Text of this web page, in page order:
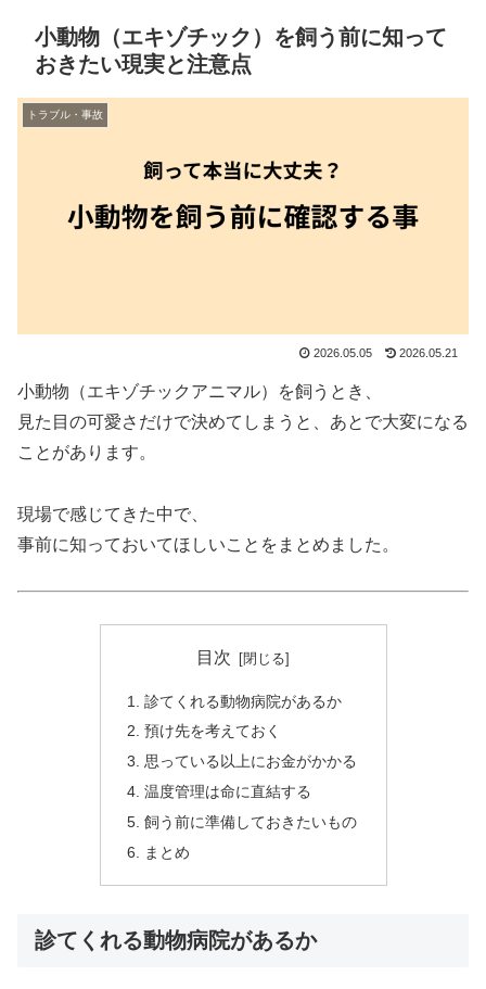
小動物（エキゾチック）を飼う前に知って
おきたい現実と注意点
トラブル・事故
2026.05.05 2026.05.21
小動物（エキゾチックアニマル）を飼うとき、
見た目の可愛さだけで決めてしまうと、あとで大変になる
ことがあります。
現場で感じてきた中で、
事前に知っておいてほしいことをまとめました。
目次
診てくれる動物病院があるか
預け先を考えておく
思っている以上にお金がかかる
温度管理は命に直結する
飼う前に準備しておきたいもの
まとめ
診てくれる動物病院があるか